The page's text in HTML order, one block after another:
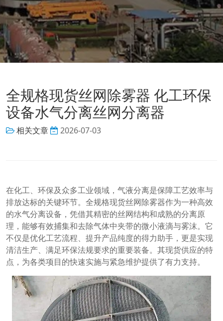
全规格现货丝网除雾器 化工环保
设备水气分离丝网分离器
相关文章 2026-07-03
在化工、环保及众多工业领域，气液分离是保障工艺效率与
排放达标的关键环节。全规格现货丝网除雾器作为一种高效
的水气分离设备，凭借其精密的丝网结构和成熟的分离原
理，能够有效捕集和去除气体中夹带的微小液滴与雾沫。它
不仅是优化工艺流程、提升产品纯度的得力助手，更是实现
清洁生产、满足环保法规要求的重要装备。其现货供应的特
点，为各类项目的快速实施与紧急维护提供了有力支持。